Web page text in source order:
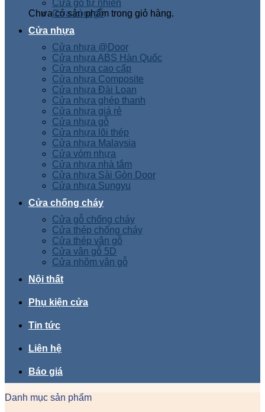
Chưa có sản phẩm trong giỏ hàng.
Cửa gỗ tự nhiên
Cửa vòm gỗ
Cửa nhựa
Cửa nhựa @Door
Cửa nhựa ABS Hàn Quốc
Cửa nhựa cao cấp
Cửa nhựa Composite
Cửa nhựa Đài Loan
Cửa nhựa ghép thanh
Cửa nhựa giá rẻ
Cửa nhựa gỗ
Cửa nhựa lõi thép
Cửa nhựa Malaysia
Cửa vòm nhựa
Cửa nhựa nhà tắm
Cửa nhựa Sài Gòn Door
Cửa nhựa Sungyu
Cửa chống cháy
Cửa gỗ chống cháy
Cửa thép chống cháy
Cửa thép vân gỗ
Cửa vân gỗ 5D
Cửa nhôm vân gỗ
Nội thất
Phụ kiện cửa
Tin tức
Liên hệ
Báo giá
Danh mục sản phẩm